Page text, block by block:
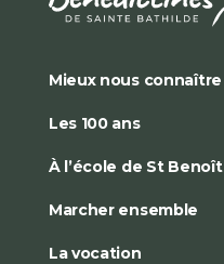
Mieux nous connaître
Les 100 ans
À l’école de St Benoît
Marcher ensemble
La vocation